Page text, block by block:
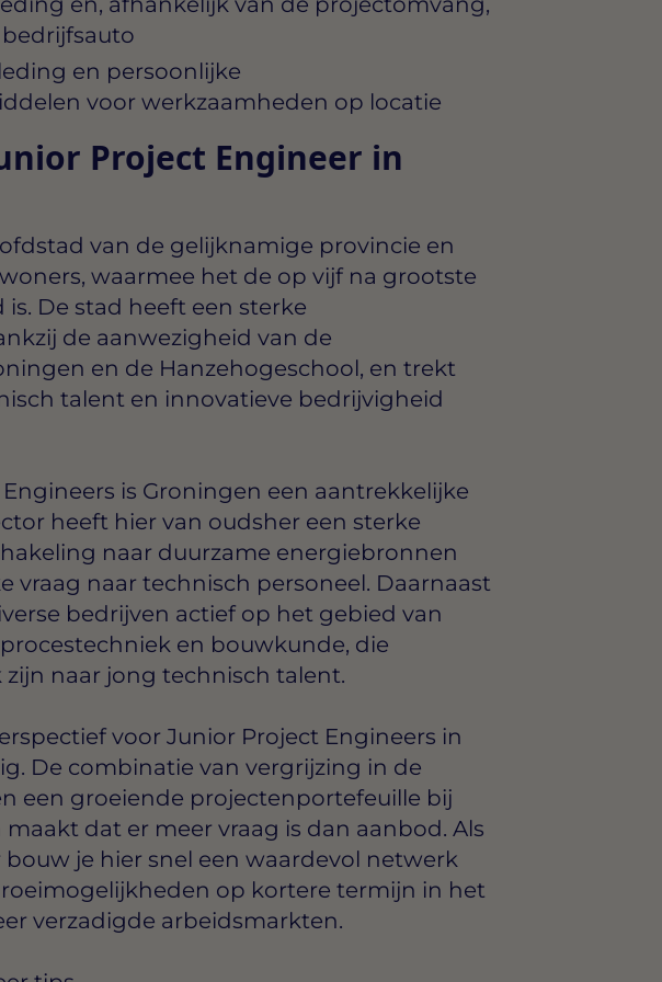
en persoonlijke
voor werkzaamheden op locatie
Project Engineer in
van de gelijknamige provincie en
waarmee het de op vijf na grootste
De stad heeft een sterke
de aanwezigheid van de
en de Hanzehogeschool, en trekt
talent en innovatieve bedrijvigheid
is Groningen een aantrekkelijke
heeft hier van oudsher een sterke
naar duurzame energiebronnen
vraag naar technisch personeel. Daarnaast
bedrijven actief op het gebied van
en bouwkunde, die
naar jong technisch talent.
voor Junior Project Engineers in
De combinatie van vergrijzing in de
een groeiende projectenportefeuille bij
dat er meer vraag is dan aanbod. Als
je hier snel een waardevol netwerk
op kortere termijn in het
verzadigde arbeidsmarkten.